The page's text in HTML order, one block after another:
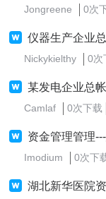
Jongreene 0次
仪器生产企业
Nickykielthy 0次
某发电企业总
Camlaf 0次下载
资金管理管理
Imodium 0次下
湖北新华医院